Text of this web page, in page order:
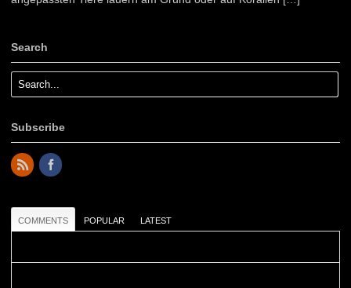
Search
Subscribe
COMMENTS POPULAR LATEST